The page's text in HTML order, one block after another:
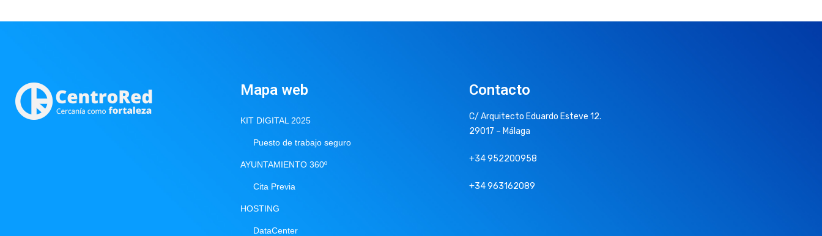
Mapa web
KIT DIGITAL 2025
Puesto de trabajo seguro
AYUNTAMIENTO 360º
Cita Previa
HOSTING
DataCenter
Contacto
C/ Arquitecto Eduardo Esteve 12.
29017 – Málaga
+34 952200958
+34 963162089